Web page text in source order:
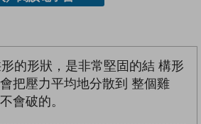
的形狀，是非常堅固的結 構形
把壓力平均地分散到 整個雞
會破的。